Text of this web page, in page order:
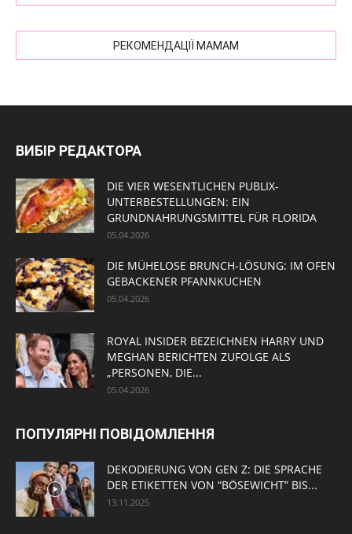
РЕКОМЕНДАЦІЇ МАМАМ
ВИБІР РЕДАКТОРА
DIE VIER WESENTLICHEN PUBLIX-
UNTERBESTELLUNGEN: EIN
GRUNDNAHRUNGSMITTEL FÜR FLORIDA
05.04.2026
DIE MÜHELOSE BRUNCH-LÖSUNG: IM OFEN
GEBACKENER PFANNKUCHEN
05.04.2026
ROYAL INSIDER BEZEICHNEN HARRY UND
MEGHAN BERICHTEN ZUFOLGE ALS
„PERSONEN, DIE...
05.04.2026
ПОПУЛЯРНІ ПОВІДОМЛЕННЯ
DEKODIERUNG VON GEN Z: DIE SPRACHE
DER ETIKETTEN VON “BÖSEWICHT” BIS...
13.11.2025